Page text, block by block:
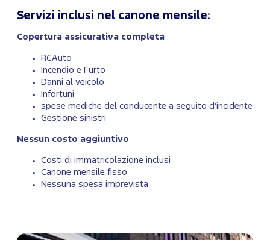
Servizi inclusi nel canone mensile:
Copertura assicurativa completa
RCAuto
Incendio e Furto
Danni al veicolo
Infortuni
spese mediche del conducente a seguito d’incidente
Gestione sinistri
Nessun costo aggiuntivo
Costi di immatricolazione inclusi
Canone mensile fisso
Nessuna spesa imprevista